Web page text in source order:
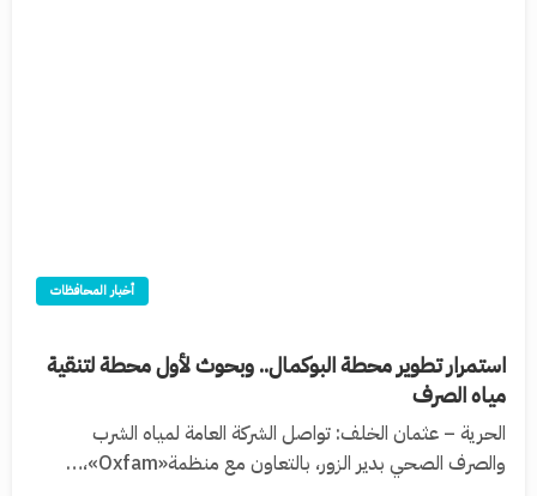
أخبار المحافظات
استمرار تطوير محطة البوكمال.. وبحوث لأول محطة لتنقية
مياه الصرف
الحرية – عثمان الخلف: تواصل الشركة العامة لمياه الشرب
والصرف الصحي بدير الزور، بالتعاون مع منظمة«Oxfam»،…